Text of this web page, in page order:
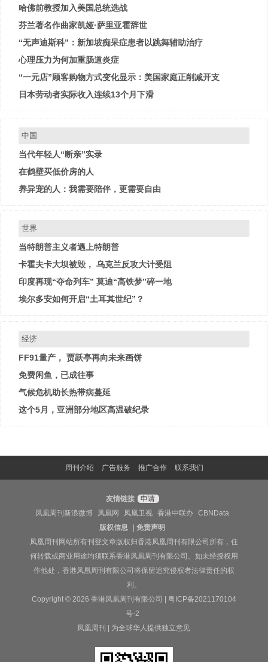
哈佛前教授加入美国总统选战
芬兰著名作曲家凯娅·萨里亚霍辞世
“无声迪斯科”：新加坡痴呆症患者以跳舞辅助治疗
心理压力为何加重肠道炎症
“一元店”顾客购物方式变化显示：美国家庭正削减开支
日本劳动者实际收入连续13个月下滑
中国
当代年轻人“断亲”实录
在鹤壁买低价房的人
养异宠的人：我需要陪伴，更需要自由
世界
当特朗普主义者遇上特朗普
卡霍夫卡大坝被毁， 乌克兰反攻大计受阻
印度再现“夺命列车” 莫迪“高铁梦”碎一地
埃尔多安如何开启“土耳其世纪”？
经济
FF91量产， 贾跃亭再向未来画饼
免费闲鱼，已成往事
气候危机助长热带病蔓延
这个5月，亚洲部分地区高温破纪录
周刊介绍 广告服务 推广合作 联系我们
友情链接
申请
凤凰周刊新浪微博
凤凰网 凤凰卫视 香港中联办
CBNData
版权信息
|免责声明
凤凰周刊网站所有刊登文章版权归香港凤凰周刊有限公司所有，任
何转载或商业用途均须联系香港凤凰周刊有限公司。如未经授权用
作他处，香港凤凰周刊有限公司将保留追究侵权者法律责任的权
利。
Copyright © 2026 香港凤凰周刊有限公司 | 粤ICP备2021170104
号-2
凤凰周刊 | 为全球华人提供独立意见